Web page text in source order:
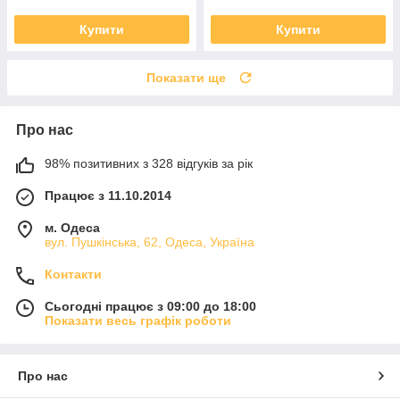
Купити Купити
Показати ще
Про нас
98% позитивних з 328 відгуків за рік
Працює з 11.10.2014
м. Одеса
вул. Пушкінська, 62, Одеса, Україна
Контакти
Сьогодні працює з 09:00 до 18:00
Показати весь графік роботи
Про нас